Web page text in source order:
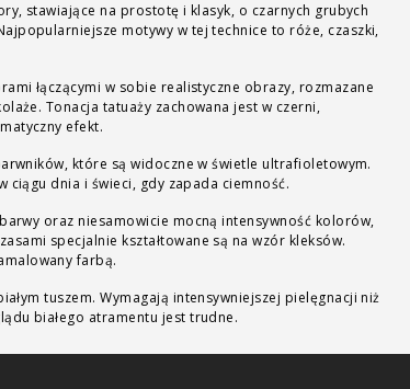
stawiające na prostotę i klasyk, o czarnych grubych
motywy w tej technice to róże, czaszki,
łączącymi w sobie realistyczne obrazy, rozmazane
Tonacja tatuaży zachowana jest w czerni,
efekt.
które są widoczne w świetle ultrafioletowym.
ciągu dnia i świeci, gdy zapada ciemność.
oraz niesamowicie mocną intensywność kolorów,
specjalnie kształtowane są na wzór kleksów.
farbą.
tuszem. Wymagają intensywniejszej pielęgnacji niż
białego atramentu jest trudne.